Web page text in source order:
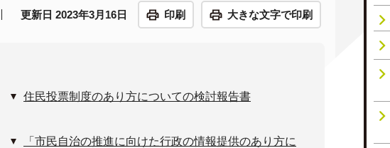
更新日 2023年3月16日 印刷 大きな文字で印刷
住民投票制度のあり方についての検討報告書
「市民自治の推進に向けた行政の情報提供のあり方に